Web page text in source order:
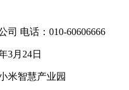
司 电话：010-60606666
3月24日
米智慧产业园